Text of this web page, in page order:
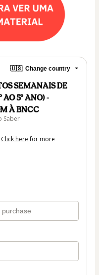
🇺🇸 Change country
SEMANAIS DE
AO 5º ANO) -
À BNCC
Saber
Click herefor more